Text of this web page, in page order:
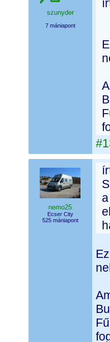
szunyder
7 mániapont
nemo25
Ecser City
525 mániapont